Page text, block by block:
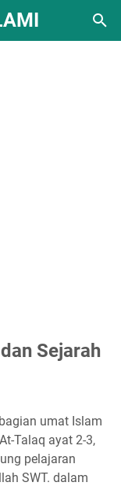
Sejarah
umat Islam
Talaq ayat 2-3,
pelajaran
SWT. dalam